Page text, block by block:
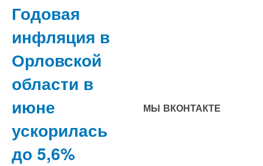
Годовая
инфляция в
Орловской
области в
июне
ускорилась
до 5,6%
МЫ ВКОНТАКТЕ